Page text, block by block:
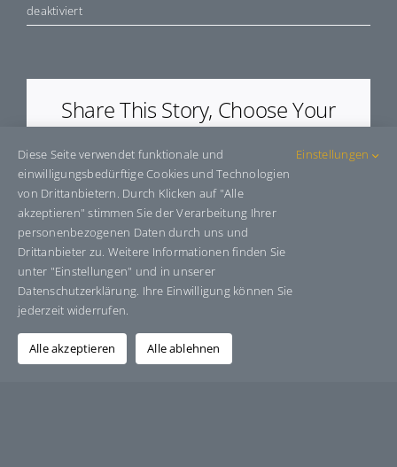
deaktiviertfür
E95379538SKF
Share This Story, Choose Your
Platform!
Facebook BlueskyReddit LinkedInWhatsAppTelegram
E-
Mail
Über den Autor:Grafik-Design-Jutta-Sucker
Diese Seite verwendet funktionale und
einwilligungsbedürftige Cookies und Technologien
von Drittanbietern. Durch Klicken auf "Alle
akzeptieren" stimmen Sie der Verarbeitung Ihrer
personenbezogenen Daten durch uns und
Drittanbieter zu. Weitere Informationen finden Sie
unter "Einstellungen" und in unserer
Datenschutzerklärung. Ihre Einwilligung können Sie
jederzeit widerrufen.
Einstellungen
Alle akzeptieren Alle ablehnen